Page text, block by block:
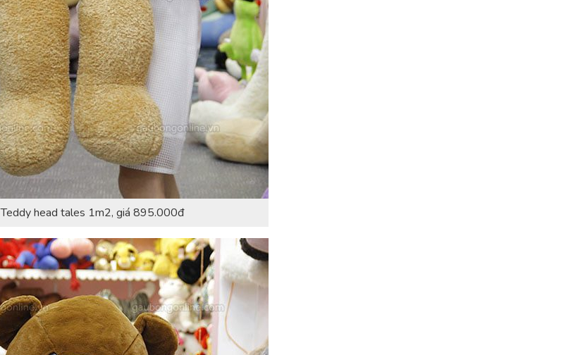
Teddy head tales 1m2, giá 895.000đ